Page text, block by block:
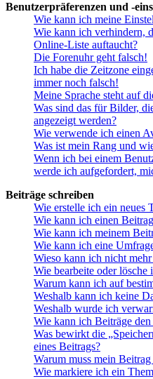
Benutzerpräferenzen und -
Wie kann ich meine
Wie kann ich verhindern,
Online-Liste auftaucht?
Die Forenuhr geht falsch!
Ich habe die Zeitzone
immer noch falsch!
Meine Sprache steht auf
Was sind das für Bilder,
angezeigt werden?
Wie verwende ich einen
Was ist mein Rang und
Wenn ich bei einem
werde ich aufgefordert,
Beiträge schreiben
Wie erstelle ich ein neues
Wie kann ich einen
Wie kann ich meinem
Wie kann ich eine
Wieso kann ich nicht
Wie bearbeite oder lösche
Warum kann ich auf
Weshalb kann ich keine
Weshalb wurde ich
Wie kann ich Beiträge
Was bewirkt die
eines Beitrags?
Warum muss mein
Wie markiere ich ein